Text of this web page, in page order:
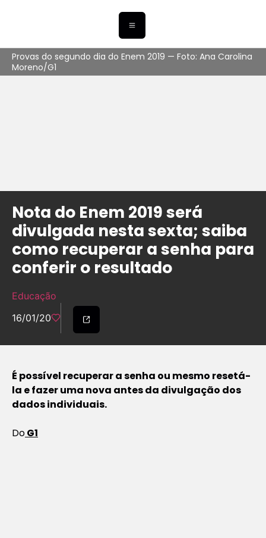
Provas do segundo dia do Enem 2019 — Foto: Ana Carolina
Moreno/G1
Nota do Enem 2019 será
divulgada nesta sexta; saiba
como recuperar a senha para
conferir o resultado
Educação
16/01/20
É possível recuperar a senha ou mesmo resetá-
la e fazer uma nova antes da divulgação dos
dados individuais.
DoG1